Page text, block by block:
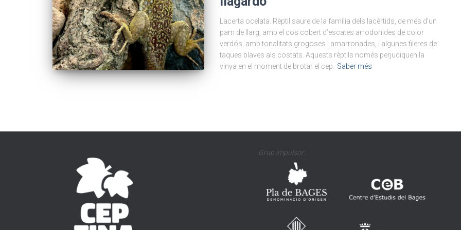
Lacerta ocelata. Rèptil saure de la família dels lacèrtids, de més d’un
pam de llarg, amb el cos cobert d’escates arrodonides de color
verdós, amb tonalitats grogoses i amarronades, i algunes fileres de
taques blaves als costats. Aquests rèptils només perjudiquen la
vinya en el moment de brotar el cep.
Saber més
Grup impulsor: